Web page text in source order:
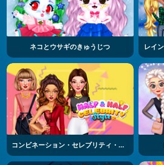
ネコとウサギのきゅうじつ
コンビネーション・セレブリティ・スタイル